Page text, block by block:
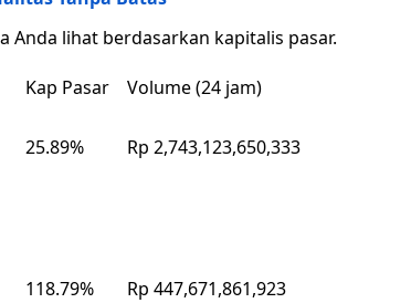
lihat berdasarkan kapitalis pasar.
Kap Pasar Volume (24 jam)
25.89% Rp 2,743,123,650,333
118.79% Rp 447,671,861,923